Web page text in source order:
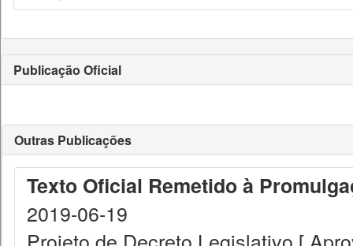
Publicação Oficial
Outras Publicações
Texto Oficial Remetido à
2019-06-19